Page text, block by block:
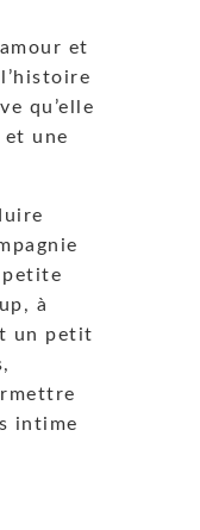
et
qu’elle
une
petite
à
un petit
intime